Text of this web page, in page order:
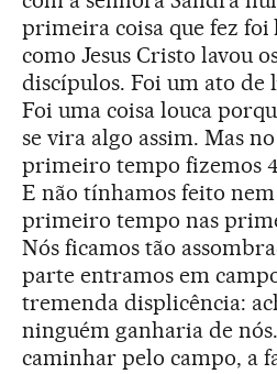
primeira coisa que fez foi
como Jesus Cristo lavou
discípulos. Foi um ato de
Foi uma coisa louca
se vira algo assim. Mas
primeiro tempo fizemos
E não tínhamos feito
primeiro tempo nas
Nós ficamos tão
parte entramos em
tremenda displicência:
ninguém ganharia de
caminhar pelo campo, a